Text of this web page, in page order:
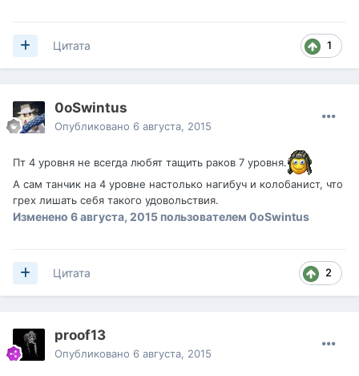
1
Цитата
0oSwintus
Опубликовано 6 августа, 2015
Пт 4 уровня не всегда любят тащить раков 7 уровня.
А сам танчик на 4 уровне настолько нагибуч и колобанист, что
грех лишать себя такого удовольствия.
Изменено 6 августа, 2015 пользователем 0oSwintus
2
Цитата
proof13
Опубликовано 6 августа, 2015